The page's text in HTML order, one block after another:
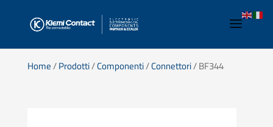
Home/Prodotti/Componenti/Connettori/ BF344